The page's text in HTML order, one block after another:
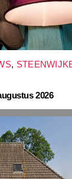
,
2026